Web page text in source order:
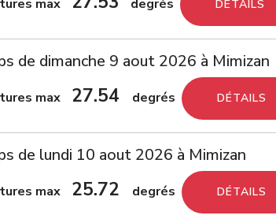
max degrés DÉTAILS
de dimanche 9 aout 2026 à Mimizan
max 27.54 degrés DÉTAILS
de lundi 10 aout 2026 à Mimizan
max 25.72 degrés DÉTAILS